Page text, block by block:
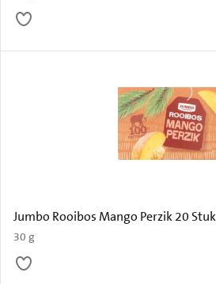
Jumbo Rooibos Mango Perzik 20
30 g